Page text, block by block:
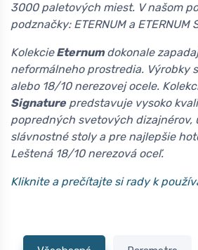
3000 paletových miest. V našom
podznačky: ETERNUM a ETERNUM
KolekcieEternumdokonale
neformálneho prostredia. Výrobky
alebo 18/10 nerezovej ocele.
Signaturepredstavuje vysoko
popredných svetových dizajnérov,
slávnostné stoly a pre najlepšie
Leštená 18/10 nerezová oceľ.
Kliknite a prečítajte si rady k